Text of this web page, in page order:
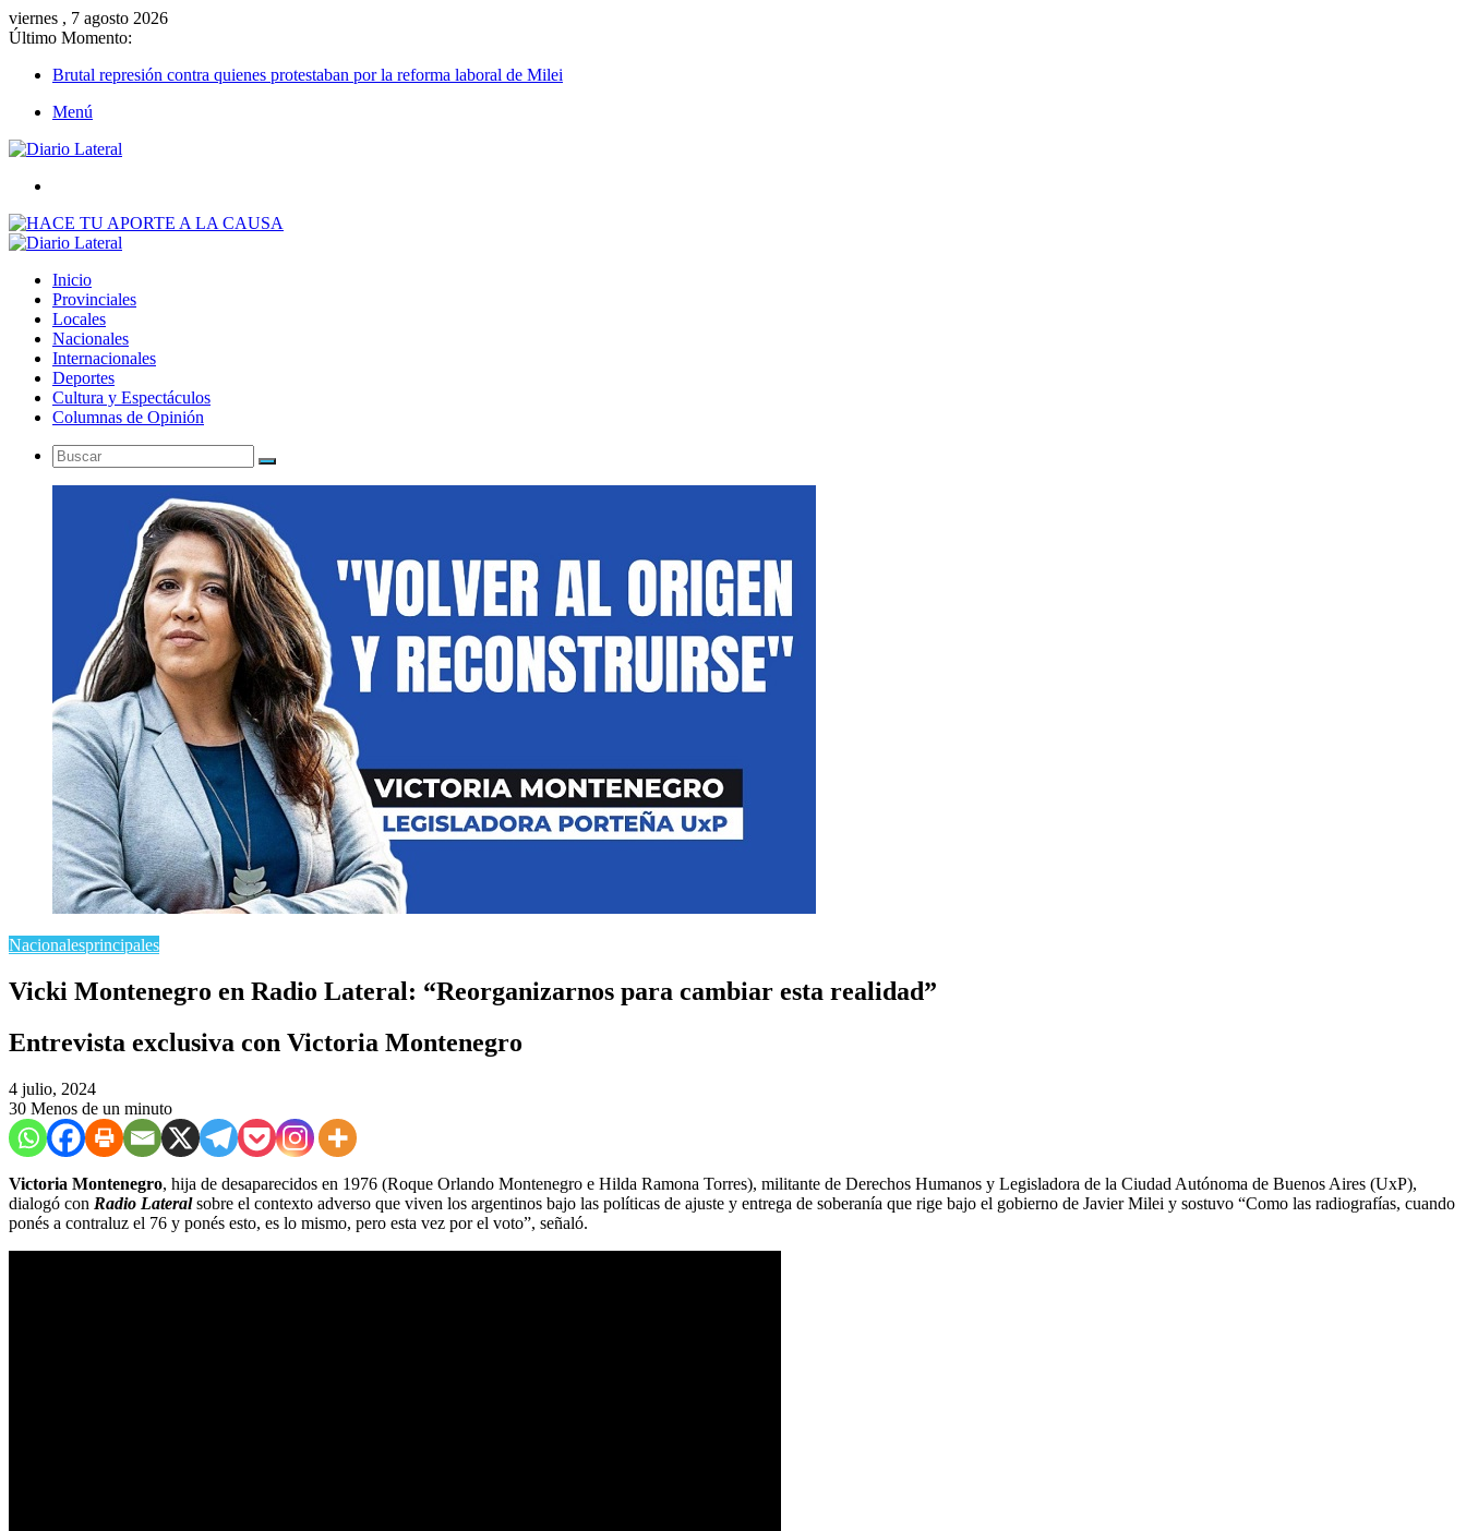
viernes , 7 agosto 2026
Último Momento:
Brutal represión contra quienes protestaban por la reforma laboral de Milei
Menú
Inicio
Provinciales
Locales
Nacionales
Internacionales
Deportes
Cultura y Espectáculos
Columnas de Opinión
Buscar
Nacionalesprincipales
Vicki Montenegro en Radio Lateral: “Reorganizarnos para cambiar esta realidad”
Entrevista exclusiva con Victoria Montenegro
4 julio, 2024
30 Menos de un minuto
Victoria Montenegro, hija de desaparecidos en 1976 (Roque Orlando Montenegro e Hilda Ramona Torres), militante de Derechos Humanos y Legisladora de la Ciudad Autónoma de Buenos Aires (UxP),
dialogó con Radio Lateral sobre el contexto adverso que viven los argentinos bajo las políticas de ajuste y entrega de soberanía que rige bajo el gobierno de Javier Milei y sostuvo “Como las radiografías, cuando
ponés a contraluz el 76 y ponés esto, es lo mismo, pero esta vez por el voto”, señaló.